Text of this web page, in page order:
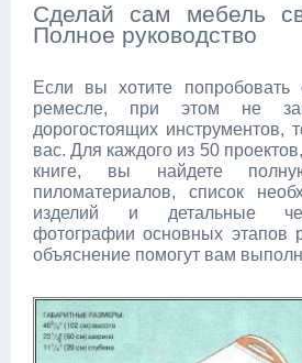
Сделай сам мебель
Полное руководство
Если вы хотите попробовать
ремесле, при этом не
дорогостоящих инструментов,
вас. Для каждого из 50
книге, вы найдете
пиломатериалов, список
изделий и детальные
фотографии основных этапов
объяснение помогут вам